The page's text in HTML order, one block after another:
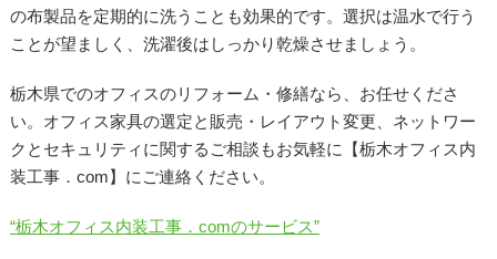
の布製品を定期的に洗うことも効果的です。選択は温水で行う
ことが望ましく、洗濯後はしっかり乾燥させましょう。
栃木県でのオフィスのリフォーム・修繕なら、お任せくださ
い。オフィス家具の選定と販売・レイアウト変更、ネットワー
クとセキュリティに関するご相談もお気軽に【栃木オフィス内
装工事．com】にご連絡ください。
“栃木オフィス内装工事．comのサービス”